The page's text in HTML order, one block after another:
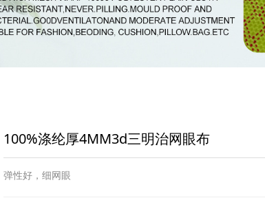
网眼布
100%涤纶厚4MM3d三明治网眼布
弹性好，细网眼